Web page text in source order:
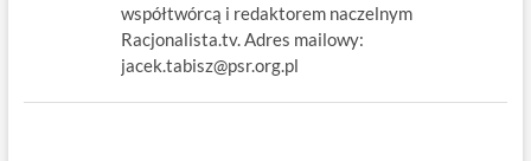
współtwórcą i redaktorem naczelnym
Racjonalista.tv. Adres mailowy:
jacek.tabisz@psr.org.pl